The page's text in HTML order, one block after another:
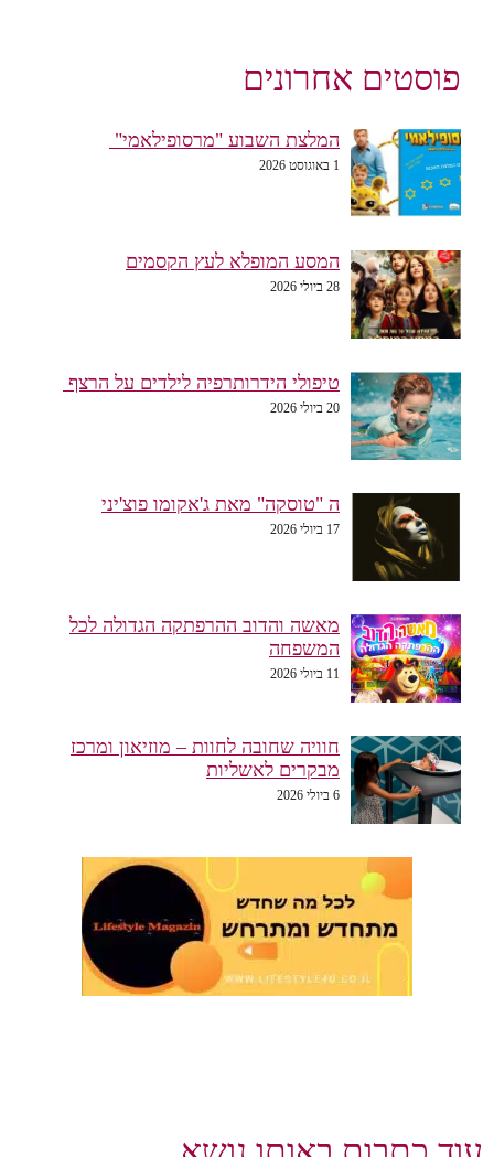
פוסטים אחרונים
המלצת השבוע "מרסופילאמי"
1 באוגוסט 2026
המסע המופלא לעץ הקסמים
28 ביולי 2026
טיפולי הידרותרפיה לילדים על הרצף
20 ביולי 2026
ה "טוסקה" מאת ג'אקומו פוצ'יני
17 ביולי 2026
מאשה והדוב ההרפתקה הגדולה לכל
המשפחה
11 ביולי 2026
חוויה שחובה לחוות – מוזיאון ומרכז
מבקרים לאשליות
6 ביולי 2026